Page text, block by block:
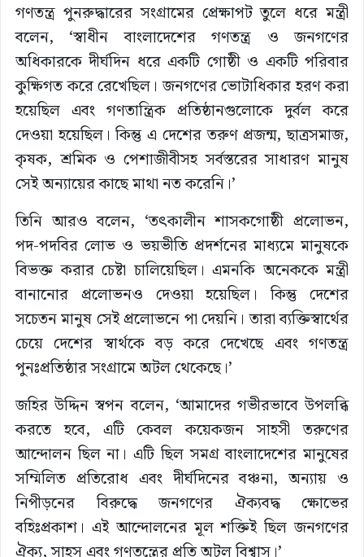
গণতন্ত্র পুনরুদ্ধারের সংগ্রামের প্রেক্ষাপট তুলে ধরে মন্ত্রী
বলেন, ‘স্বাধীন বাংলাদেশের গণতন্ত্র ও জনগণের
অধিকারকে দীর্ঘদিন ধরে একটি গোষ্ঠী ও একটি পরিবার
কুক্ষিগত করে রেখেছিল। জনগণের ভোটাধিকার হরণ করা
হয়েছিল এবং গণতান্ত্রিক প্রতিষ্ঠানগুলোকে দুর্বল করে
দেওয়া হয়েছিল। কিন্তু এ দেশের তরুণ প্রজন্ম, ছাত্রসমাজ,
কৃষক, শ্রমিক ও পেশাজীবীসহ সর্বস্তরের সাধারণ মানুষ
সেই অন্যায়ের কাছে মাথা নত করেনি।’
তিনি আরও বলেন, ‘তৎকালীন শাসকগোষ্ঠী প্রলোভন,
পদ-পদবির লোভ ও ভয়ভীতি প্রদর্শনের মাধ্যমে মানুষকে
বিভক্ত করার চেষ্টা চালিয়েছিল। এমনকি অনেককে মন্ত্রী
বানানোর প্রলোভনও দেওয়া হয়েছিল। কিন্তু দেশের
সচেতন মানুষ সেই প্রলোভনে পা দেয়নি। তারা ব্যক্তিস্বার্থের
চেয়ে দেশের স্বার্থকে বড় করে দেখেছে এবং গণতন্ত্র
পুনঃপ্রতিষ্ঠার সংগ্রামে অটল থেকেছে।’
জহির উদ্দিন স্বপন বলেন, ‘আমাদের গভীরভাবে উপলব্ধি
করতে হবে, এটি কেবল কয়েকজন সাহসী তরুণের
আন্দোলন ছিল না। এটি ছিল সমগ্র বাংলাদেশের মানুষের
সম্মিলিত প্রতিরোধ এবং দীর্ঘদিনের বঞ্চনা, অন্যায় ও
নিপীড়নের বিরুদ্ধে জনগণের ঐক্যবদ্ধ ক্ষোভের
বহিঃপ্রকাশ। এই আন্দোলনের মূল শক্তিই ছিল জনগণের